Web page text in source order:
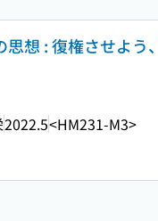
想 : 復権させよ
2022.5<HM231-M3>